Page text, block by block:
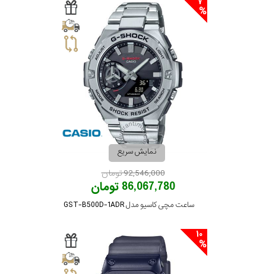
نمایش سریع
92,546,000 تومان
86,067,780 تومان
ساعت مچی کاسیو مدل GST-B500D-1ADR